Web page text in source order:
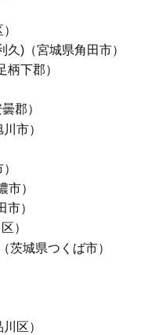
)（宮城県角田市）
下郡）
郡）
市）
市）
）
）
茨城県つくば市）
区）